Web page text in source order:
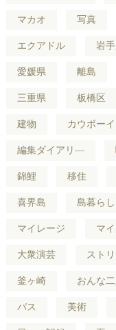
マカオ 写真
エクアドル 岩
愛媛県 離島
三重県 板橋区
建物 カウボーイ
編集ダイアリ―
錦鯉 移住
喜界島 島暮らし
マイレージ マ
大衆演芸 スト
釜ヶ崎 おんな
バス 美術